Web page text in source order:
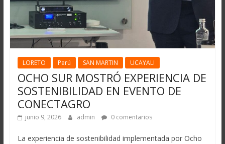
LORETO Perú SAN MARTIN UCAYALI
OCHO SUR MOSTRÓ EXPERIENCIA DE
SOSTENIBILIDAD EN EVENTO DE
CONECTAGRO
junio 9, 2026 admin 0 comentarios
La experiencia de sostenibilidad implementada por Ocho